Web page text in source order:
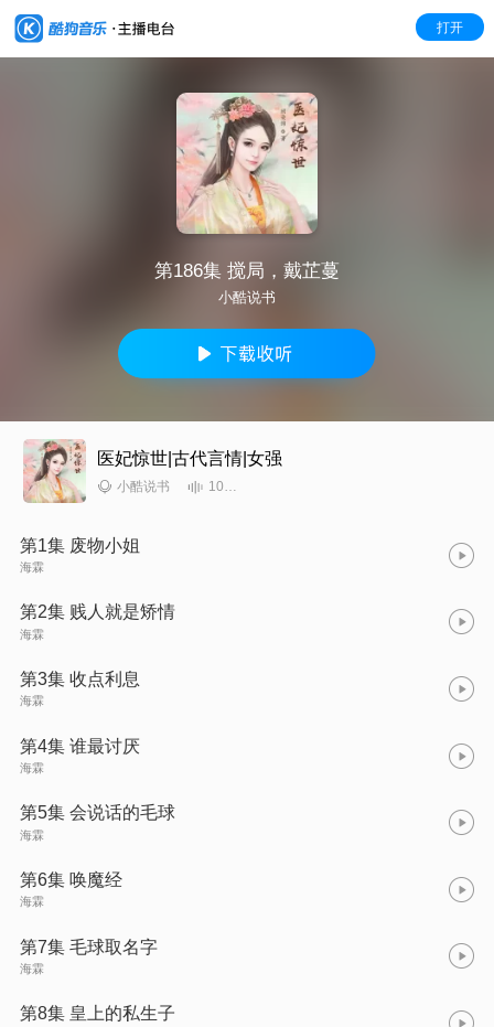
打开
第186集 搅局，戴芷蔓
小酷说书
医妃惊世|古代言情|女强
小酷说书 10261
第1集 废物小姐
海霖
第2集 贱人就是矫情
海霖
第3集 收点利息
海霖
第4集 谁最讨厌
海霖
第5集 会说话的毛球
海霖
第6集 唤魔经
海霖
第7集 毛球取名字
海霖
第8集 皇上的私生子